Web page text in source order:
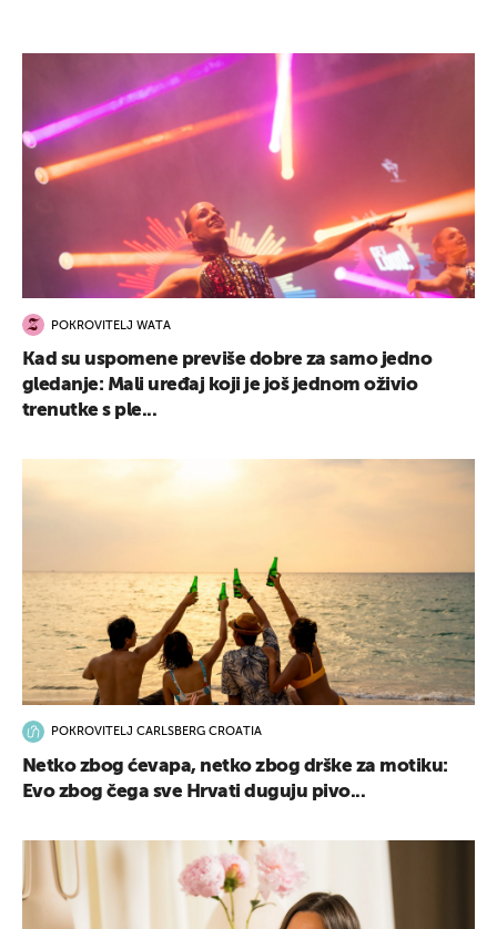
POKROVITELJ WATA
Kad su uspomene previše dobre za samo jedno
gledanje: Mali uređaj koji je još jednom oživio
trenutke s ple...
POKROVITELJ CARLSBERG CROATIA
Netko zbog ćevapa, netko zbog drške za motiku:
Evo zbog čega sve Hrvati duguju pivo...